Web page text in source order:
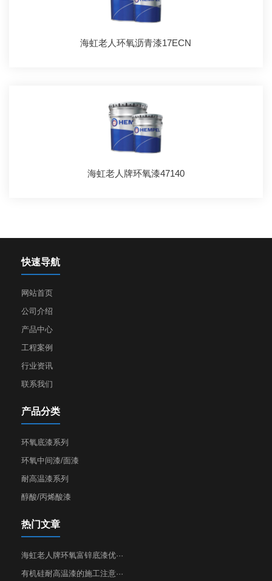
海虹老人环氧沥青漆17ECN
海虹老人牌环氧漆47140
快速导航
网站首页
公司介绍
产品中心
工程案例
行业资讯
联系我们
产品分类
环氧底漆系列
环氧中间漆/面漆
耐高温漆系列
醇酸/丙烯酸漆
热门文章
海虹老人牌环氧富锌底漆优···
有机硅耐高温漆的施工注意···